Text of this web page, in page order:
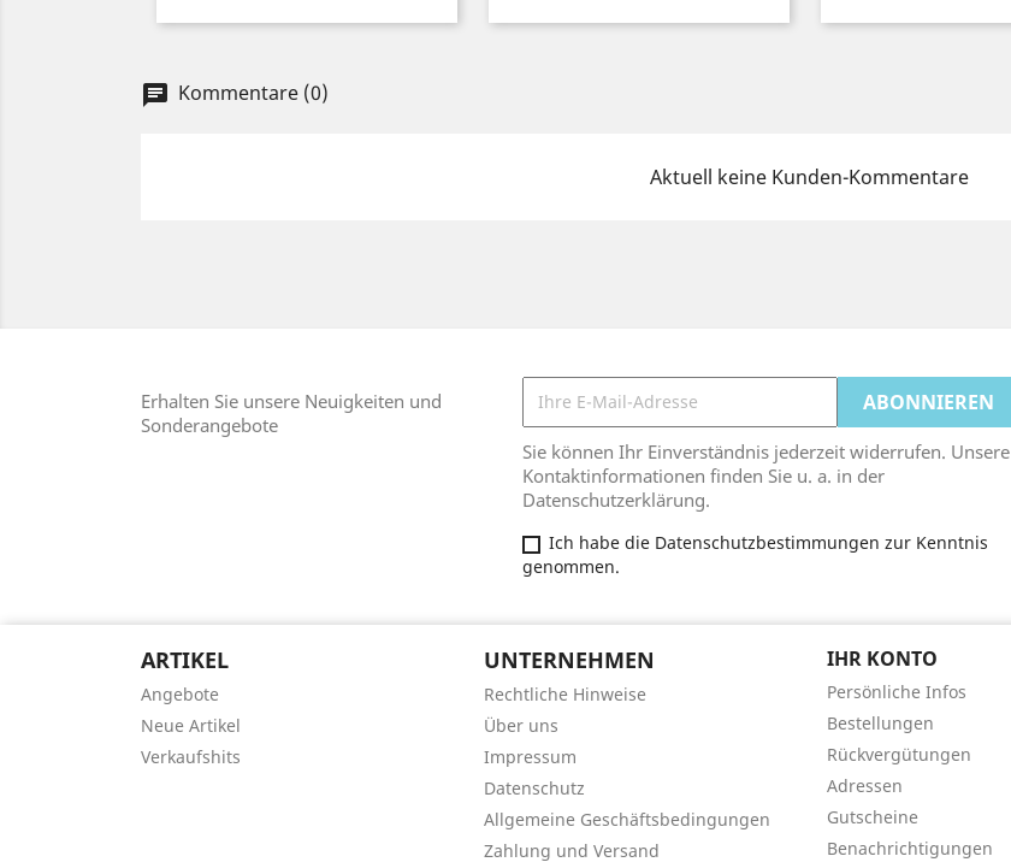
chat Kommentare (0)
Aktuell keine Kunden-Kommentare
Erhalten Sie unsere Neuigkeiten und
Sonderangebote
Sie können Ihr Einverständnis jederzeit widerrufen. Unsere
Kontaktinformationen finden Sie u. a. in der
Datenschutzerklärung.
Ich habe die Datenschutzbestimmungen zur Kenntnis
genommen.
ARTIKEL
Angebote
Neue Artikel
Verkaufshits
UNTERNEHMEN
Rechtliche Hinweise
Über uns
Impressum
Datenschutz
Allgemeine Geschäftsbedingungen
Zahlung und Versand
IHR KONTO
Persönliche Infos
Bestellungen
Rückvergütungen
Adressen
Gutscheine
Benachrichtigungen